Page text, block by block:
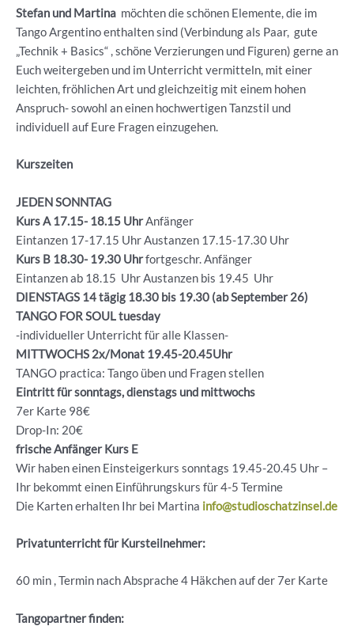
Stefan und Martina möchten die schönen Elemente, die im
Tango Argentino enthalten sind (Verbindung als Paar, gute
„Technik + Basics“ , schöne Verzierungen und Figuren) gerne an
Euch weitergeben und im Unterricht vermitteln, mit einer
leichten, fröhlichen Art und gleichzeitig mit einem hohen
Anspruch- sowohl an einen hochwertigen Tanzstil und
individuell auf Eure Fragen einzugehen.
Kurszeiten
JEDEN SONNTAG
Kurs A 17.15- 18.15 UhrAnfänger
Eintanzen 17-17.15 Uhr Austanzen 17.15-17.30 Uhr
Kurs B 18.30- 19.30 Uhrfortgeschr. Anfänger
Eintanzen ab 18.15 Uhr Austanzen bis 19.45 Uhr
DIENSTAGS 14 tägig 18.30 bis 19.30 (ab September 26)
TANGO FOR SOUL tuesday
-individueller Unterricht für alle Klassen-
MITTWOCHS 2x/Monat 19.45-20.45Uhr
TANGO practica: Tango üben und Fragen stellen
Eintritt für sonntags, dienstags und mittwochs
7er Karte 98€
Drop-In: 20€
frische Anfänger Kurs E
Wir haben einen Einsteigerkurs sonntags 19.45-20.45 Uhr –
Ihr bekommt einen Einführungskurs für 4-5 Termine
Die Karten erhalten Ihr bei Martina info@studioschatzinsel.de
Privatunterricht für Kursteilnehmer:
60 min , Termin nach Absprache 4 Häkchen auf der 7er Karte
Tangopartner finden: